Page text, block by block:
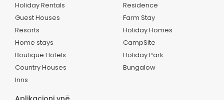
Holiday Rentals
Guest Houses
Resorts
Home stays
Boutique Hotels
Country Houses
Inns
Residence
Farm Stay
Holiday Homes
CampSite
Holiday Park
Bungalow